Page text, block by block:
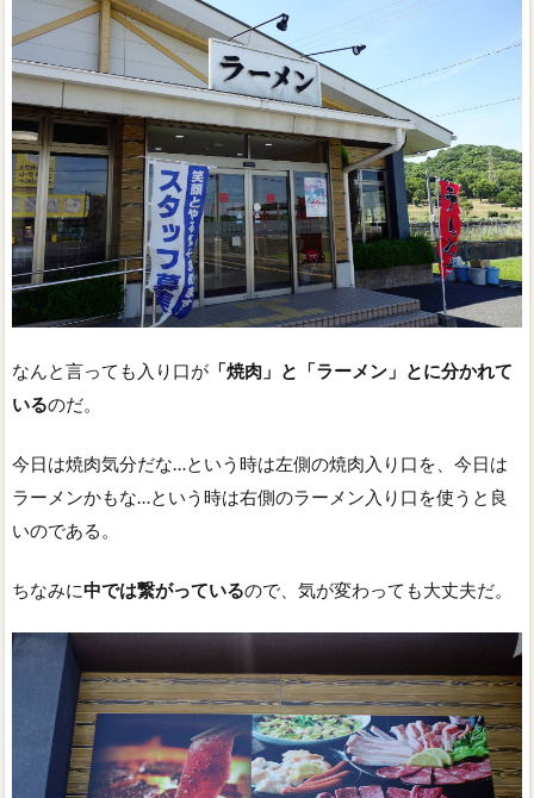
なんと言っても入り口が 「焼肉」と「ラーメン」とに分かれて
いるのだ。
今日は焼肉気分だな…という時は左側の焼肉入り口を、今日は
ラーメンかもな…という時は右側のラーメン入り口を使うと良
いのである。
ちなみに中では繋がっているので、気が変わっても大丈夫だ。